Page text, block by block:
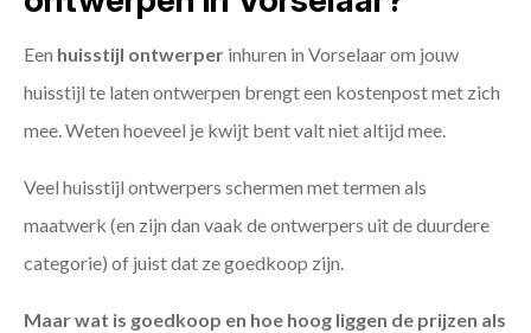
Een huisstijl ontwerper inhuren in Vorselaar om jouw
huisstijl te laten ontwerpen brengt een kostenpost met zich
mee. Weten hoeveel je kwijt bent valt niet altijd mee.
Veel huisstijl ontwerpers schermen met termen als
maatwerk (en zijn dan vaak de ontwerpers uit de duurdere
categorie) of juist dat ze goedkoop zijn.
Maar wat is goedkoop en hoe hoog liggen de prijzen als